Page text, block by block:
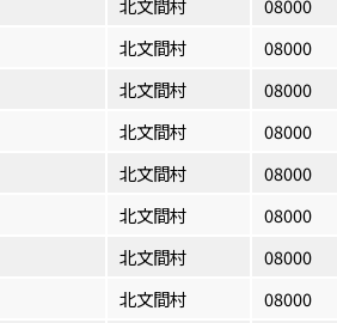
北文間村 08000
北文間村 08000
北文間村 08000
北文間村 08000
北文間村 08000
北文間村 08000
北文間村 08000
北文間村 08000